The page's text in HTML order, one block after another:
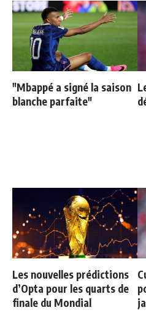
"Mbappé a signé la saison
blanche parfaite"
Les nouvelles prédictions
d’Opta pour les quarts de
finale du Mondial